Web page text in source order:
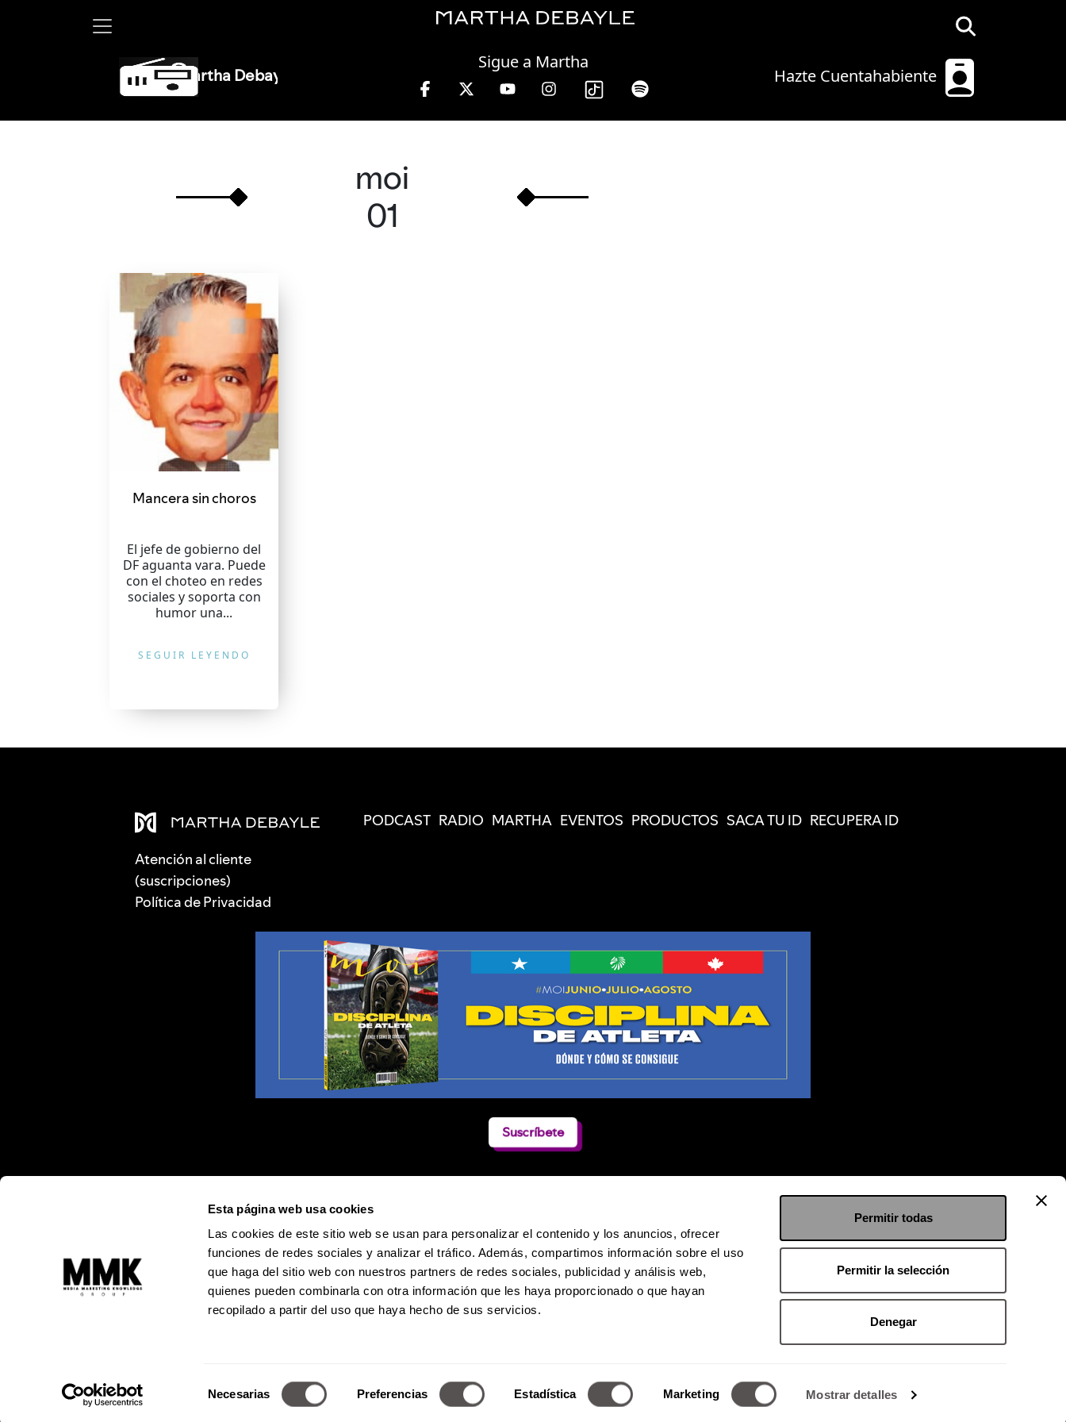
Esta página web usa cookies
Las cookies de este sitio web se usan para personalizar el contenido y los anuncios, ofrecer
funciones de redes sociales y analizar el tráfico. Además, compartimos información sobre el uso
que haga del sitio web con nuestros partners de redes sociales, publicidad y análisis web,
quienes pueden combinarla con otra información que les haya proporcionado o que hayan
recopilado a partir del uso que haya hecho de sus servicios.
Necesarias Preferencias Estadística Marketing Mostrar detalles
Permitir todas
Permitir la selección
Denegar
Hazte Cuentahabiente
Sigue a Martha
Martha Debayle en W, lunes a viernes de 10 a 13 hrs.
moi
01
Mancera sin choros
El jefe de gobierno del
DF aguanta vara. Puede
con el choteo en redes
sociales y soporta con
humor una...
SEGUIR LEYENDO
Atención al cliente
(suscripciones)
Política de Privacidad
PODCAST RADIO MARTHA EVENTOS PRODUCTOS SACA TU ID RECUPERA ID
Suscríbete
© Todos los Derechos Reservados de Media Marketing Knowledge Group www.mmkgroup.com.mx
Prohibida la reproducción total o parcial, incluyendo cualquier medio electrónico o magnético.